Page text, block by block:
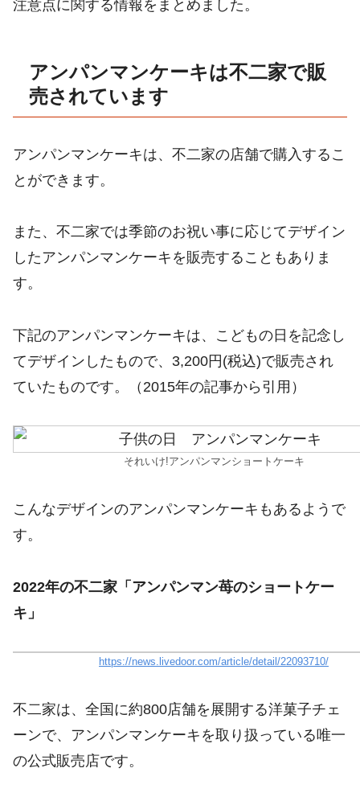
注意点に関する情報をまとめました。
アンパンマンケーキは不二家で販
売されています
アンパンマンケーキは、不二家の店舗で購入するこ
とができます。
また、不二家では季節のお祝い事に応じてデザイン
したアンパンマンケーキを販売することもありま
す。
下記のアンパンマンケーキは、こどもの日を記念し
てデザインしたもので、3,200円(税込)で販売され
ていたものです。（2015年の記事から引用）
それいけ!アンパンマンショートケーキ
こんなデザインのアンパンマンケーキもあるようで
す。
2022年の不二家「アンパンマン苺のショートケー
キ」
https://news.livedoor.com/article/detail/22093710/
不二家は、全国に約800店舗を展開する洋菓子チェ
ーンで、アンパンマンケーキを取り扱っている唯一
の公式販売店です。